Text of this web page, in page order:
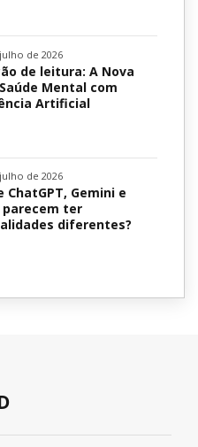
de 2026
de leitura: A Nova
Mental com
Artificial
de 2026
ChatGPT, Gemini e
parecem ter
diferentes?